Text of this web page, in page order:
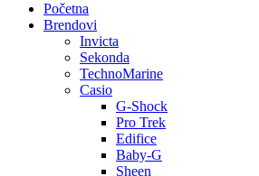
Početna
Brendovi
Invicta
Sekonda
TechnoMarine
Casio
G-Shock
Pro Trek
Edifice
Baby-G
Sheen